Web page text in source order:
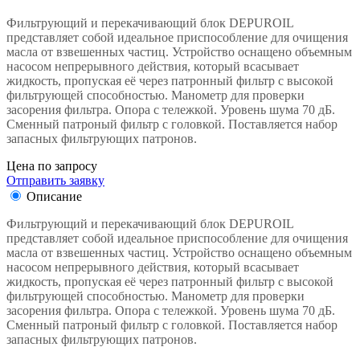
Фильтрующий и перекачивающий блок DEPUROIL
представляет собой идеальное приспособление для очищения
масла от взвешенных частиц. Устройство оснащено объемным
насосом непрерывного действия, который всасывает
жидкость, пропуская её через патронный фильтр с высокой
фильтрующей способностью. Манометр для проверки
засорения фильтра. Опора с тележкой. Уровень шума 70 дБ.
Сменный патроный фильтр с головкой. Поставляется набор
запасных фильтрующих патронов.
Цена по запросу
Отправить заявку
Описание
Фильтрующий и перекачивающий блок DEPUROIL
представляет собой идеальное приспособление для очищения
масла от взвешенных частиц. Устройство оснащено объемным
насосом непрерывного действия, который всасывает
жидкость, пропуская её через патронный фильтр с высокой
фильтрующей способностью. Манометр для проверки
засорения фильтра. Опора с тележкой. Уровень шума 70 дБ.
Сменный патроный фильтр с головкой. Поставляется набор
запасных фильтрующих патронов.